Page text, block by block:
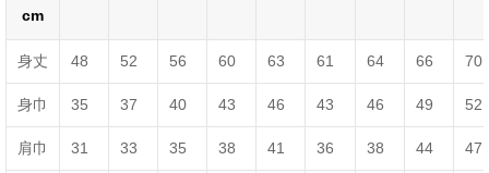
cm
身丈 48 52 56 60 63 61 64 66 70
身巾 35 37 40 43 46 43 46 49 52
肩巾 31 33 35 38 41 36 38 44 47